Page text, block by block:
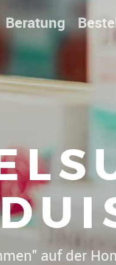
Beratung
Sie "Herzlich